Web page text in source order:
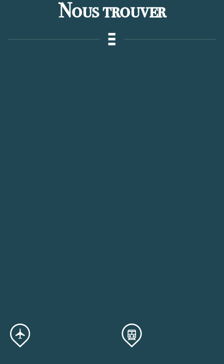
Nous trouver